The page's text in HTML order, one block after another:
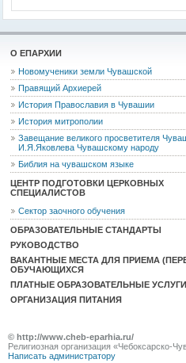
О ЕПАРХИИ
Новомученики земли Чувашской
Правящий Архиерей
История Православия в Чувашии
История митрополии
Завещание великого просветителя
И.Я.Яковлева Чувашскому народу
Библия на чувашском языке
ЦЕНТР ПОДГОТОВКИ ЦЕРКОВНЫХ
СПЕЦИАЛИСТОВ
Сектор заочного обучения
ОБРАЗОВАТЕЛЬНЫЕ СТАНДАРТЫ
РУКОВОДСТВО
ВАКАНТНЫЕ МЕСТА ДЛЯ ПРИЕМА
ОБУЧАЮЩИХСЯ
ПЛАТНЫЕ ОБРАЗОВАТЕЛЬНЫЕ УСЛУГИ
ОРГАНИЗАЦИЯ ПИТАНИЯ
© http://www.cheb-eparhia.ru/
Религиозная организация «Чебоксарско-
Написать администратору